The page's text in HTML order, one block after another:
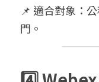
📌 適合對象：
門。